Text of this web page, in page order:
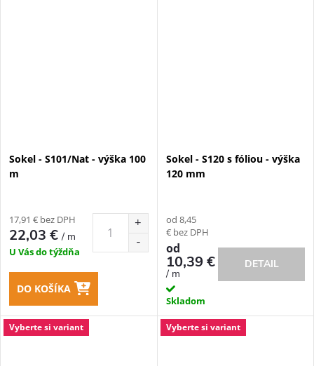
Sokel - S101/Nat - výška 100
m
17,91 € bez DPH
22,03 €/ m
U Vás do týždňa
DO KOŠÍKA
Sokel - S120 s fóliou - výška
120 mm
od 8,45
€ bez DPH
od
10,39 €
/ m
Skladom
DETAIL
Vyberte si variant Vyberte si variant